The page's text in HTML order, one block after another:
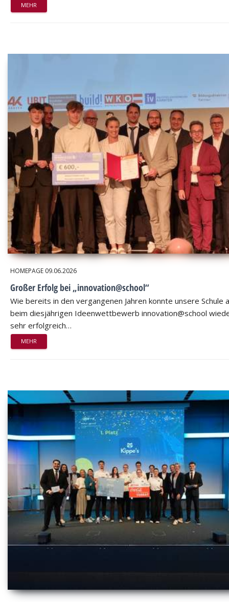
MEHR
HOMEPAGE 09.06.2026
Großer Erfolg bei „innovation@school“
Wie bereits in den vergangenen Jahren konnte unsere Schule
beim diesjährigen Ideenwettbewerb innovation@school
sehr erfolgreich…
MEHR